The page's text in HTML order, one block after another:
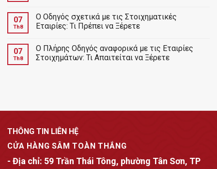
07
Th8
Ο Οδηγός σχετικά με τις Στοιχηματικές
Εταιρίες: Τι Πρέπει να Ξέρετε
07
Th8
Ο Πλήρης Οδηγός αναφορικά με τις Εταιρίες
Στοιχημάτων: Τι Απαιτείται να Ξέρετε
THÔNG TIN LIÊN HỆ
CỬA HÀNG SÂM TOÀN THẮNG
- Địa chỉ: 59 Trần Thái Tông, phường Tân Sơn, TP